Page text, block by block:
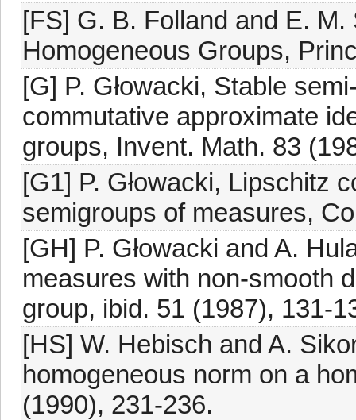
[FS] G. B. Folland and E.
Homogeneous Groups,
[G] P. Głowacki, Stable
commutative approximate
groups, Invent. Math. 83
[G1] P. Głowacki, Lipschitz
semigroups of measures,
[GH] P. Głowacki and A.
measures with non-smooth
group, ibid. 51 (1987), 131-
[HS] W. Hebisch and A.
homogeneous norm on a
(1990), 231-236.